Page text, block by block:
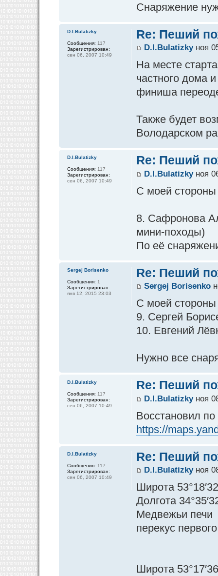
Снаряжение
Re: Пеший
D.I.Bulatizkyноя
На месте
частного дома
финиша
Также будет
Володарском
D.I.Bulatizky
Сообщения: 117
Зарегистрирован:
сен 06, 2007 10:49
Re: Пеший
D.I.Bulatizkyноя
С моей стороны
8. Сафронова
мини-походы)
По её
D.I.Bulatizky
Сообщения: 117
Зарегистрирован:
сен 06, 2007 10:49
Re: Пеший
Sergej Borisenko
С моей стороны
9. Сергей
10. Евгений
Нужно все
Sergej Borisenko
Сообщения: 1
Зарегистрирован:
янв 12, 2015 23:03
Re: Пеший
D.I.Bulatizkyноя
Восстановил
https://
D.I.Bulatizky
Сообщения: 117
Зарегистрирован:
сен 06, 2007 10:49
Re: Пеший
D.I.Bulatizkyноя
Широта
Долгота
Медвежьи печи
перекус
Широта
D.I.Bulatizky
Сообщения: 117
Зарегистрирован:
сен 06, 2007 10:49